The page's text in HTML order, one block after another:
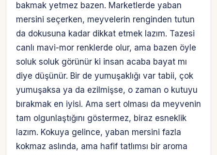
bakmak yetmez bazen. Marketlerde yaban
mersini seçerken, meyvelerin renginden tutun
da dokusuna kadar dikkat etmek lazım. Tazesi
canlı mavi-mor renklerde olur, ama bazen öyle
soluk soluk görünür ki insan acaba bayat mı
diye düşünür. Bir de yumuşaklığı var tabii, çok
yumuşaksa ya da ezilmişse, o zaman o kutuyu
bırakmak en iyisi. Ama sert olması da meyvenin
tam olgunlaştığını göstermez, biraz esneklik
lazım. Kokuya gelince, yaban mersini fazla
kokmaz aslında, ama hafif tatlımsı bir aroma